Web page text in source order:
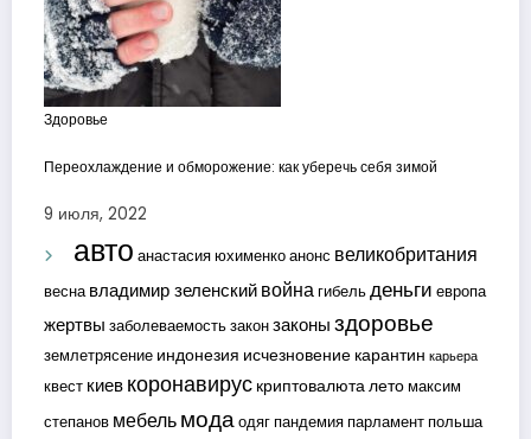
Здоровье
Переохлаждение и обморожение: как уберечь себя зимой
9 июля, 2022
авто анастасия юхименкоанонс великобритания
весна владимир зеленскийвойнагибельденьги европа
жертвы заболеваемостьзаконзаконыздоровье
землетрясение индонезия исчезновение карантин карьера
квест киевкоронавирус криптовалюталетомаксим
степанов мебельмодаодягпандемияпарламентпольша